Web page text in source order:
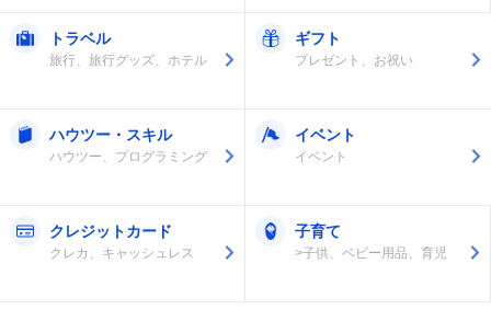
トラベル
旅行、旅行グッズ、ホテル
ギフト
プレゼント、お祝い
ハウツー・スキル
ハウツー、プログラミング
イベント
イベント
クレジットカード
クレカ、キャッシュレス
子育て
>子供、ベビー用品、育児